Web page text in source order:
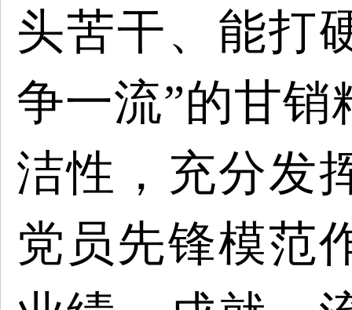
头苦干、能打
争一流”的甘
洁性，充分发
党员先锋模范